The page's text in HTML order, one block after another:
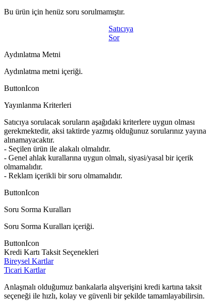
Bu ürün için henüz soru sorulmamıştır.
Satıcıya
Sor
Aydınlatma Metni
Aydınlatma metni içeriği.
ButtonIcon
Yayınlanma Kriterleri
Satıcıya sorulacak soruların aşağıdaki kriterlere uygun olması
gerekmektedir, aksi taktirde yazmış olduğunuz sorularınız yayına
alınamayacaktır.
- Seçilen ürün ile alakalı olmalıdır.
- Genel ahlak kurallarına uygun olmalı, siyasi/yasal bir içerik
olmamalıdır.
- Reklam içerikli bir soru olmamalıdır.
ButtonIcon
Soru Sorma Kuralları
Soru Sorma Kuralları içeriği.
ButtonIcon
Kredi Kartı Taksit Seçenekleri
Bireysel Kartlar
Ticari Kartlar
Anlaşmalı olduğumuz bankalarla alışverişini kredi kartına taksit
seçeneği ile hızlı, kolay ve güvenli bir şekilde tamamlayabilirsin.